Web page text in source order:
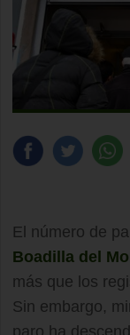
El número de
Boadilla del
más que los
Sin embargo,
paro ha